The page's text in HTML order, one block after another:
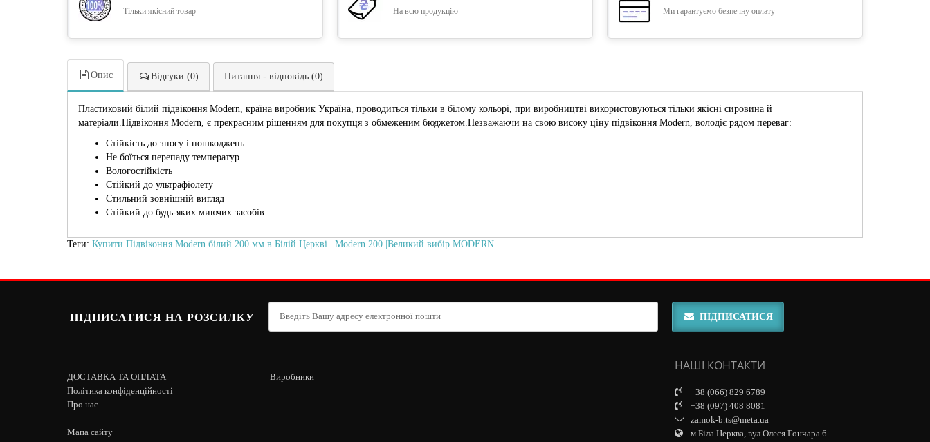
Тільки якісний товар На всю продукцію Ми гарантуємо безпечну оплату
Опис Відгуки (0) Питання - відповідь (0)
Пластиковий білий підвіконня Modern, країна виробник Україна, проводиться тільки в білому кольорі, при виробництві використовуються тільки якісні сировина й
матеріали.Підвіконня Modern, є прекрасним рішенням для покупця з обмеженим бюджетом.Незважаючи на свою високу ціну підвіконня Modern, володіє рядом переваг:
Стійкість до зносу і пошкоджень
Не боїться перепаду температур
Вологостійкість
Стійкий до ультрафіолету
Стильний зовнішній вигляд
Стійкий до будь-яких миючих засобів
Теги: Купити Підвіконня Modern білий 200 мм в Білій Церкві | Modern 200 |Великий вибір MODERN
ПІДПИСАТИСЯ НА РОЗСИЛКУ ПІДПИСАТИСЯ
ДОСТАВКА ТА ОПЛАТА
Політика конфіденційності
Про нас
Мапа сайту
Виробники
НАШІ КОНТАКТИ
+38 (066) 829 6789
+38 (097) 408 8081
zamok-b.ts@meta.ua
м.Біла Церква, вул.Олеся Гончара 6